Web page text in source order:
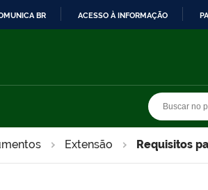
BR ACESSO À INFORMAÇÃO
Extensão Requisitos